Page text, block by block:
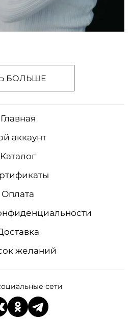
БОЛЬШЕ
Главная
аккаунт
Каталог
Оплата
желаний
сети